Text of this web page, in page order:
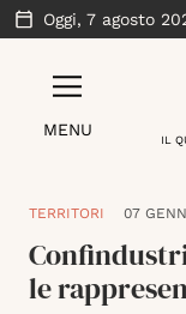
Oggi, 7 agosto
MENU
IL
TERRITORI 07
le